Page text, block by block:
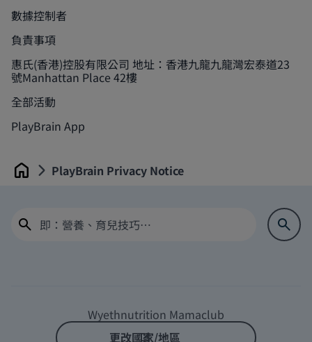
數據控制者
負責事項
惠氏(香港)控股有限公司 地址：香港九龍九龍灣宏泰道23
號Manhattan Place 42樓
全部活動
PlayBrain App
Home PlayBrain Privacy Notice
Wyethnutrition Mamaclub
更改國家/地區